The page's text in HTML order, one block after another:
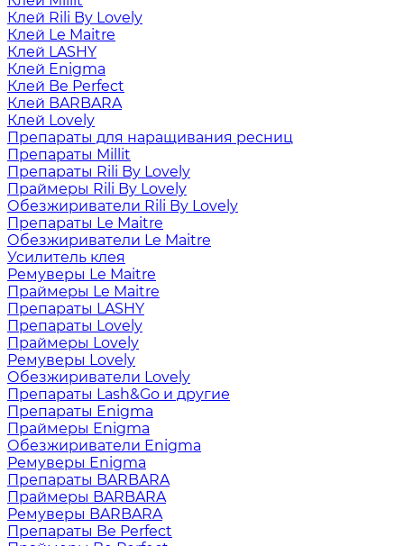
Клей Rili By Lovely
Клей Le Maitre
Клей LASHY
Клей Enigma
Клей Be Perfect
Клей BARBARA
Клей Lovely
Препараты для наращивания ресниц
Препараты Millit
Препараты Rili By Lovely
Праймеры Rili By Lovely
Обезжириватели Rili By Lovely
Препараты Le Maitre
Обезжириватели Le Maitre
Усилитель клея
Ремуверы Le Maitre
Праймеры Le Maitre
Препараты LASHY
Препараты Lovely
Праймеры Lovely
Ремуверы Lovely
Обезжириватели Lovely
Препараты Lash&Go и другие
Препараты Enigma
Праймеры Enigma
Обезжириватели Enigma
Ремуверы Enigma
Препараты BARBARA
Праймеры BARBARA
Ремуверы BARBARA
Препараты Be Perfect